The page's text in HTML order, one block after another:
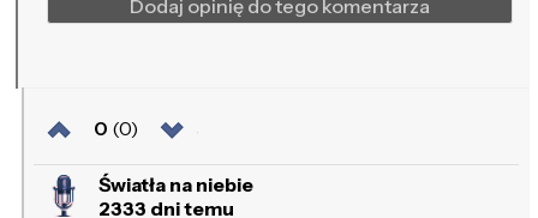
Dodaj opinię do tego komentarza
0 (0)
Światła na niebie
2333 dni temu